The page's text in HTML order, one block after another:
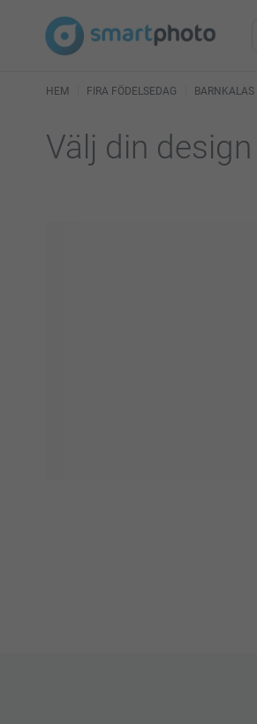
HEM FIRA FÖDELSEDAG BARNKALAS
Välj din